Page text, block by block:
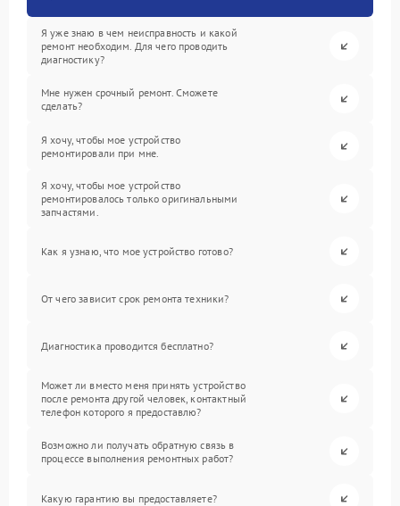
Я уже знаю в чем неисправность и какой
ремонт необходим. Для чего проводить
диагностику?
Мне нужен срочный ремонт. Сможете
сделать?
Я хочу, чтобы мое устройство
ремонтировали при мне.
Я хочу, чтобы мое устройство
ремонтировалось только оригинальными
запчастями.
Как я узнаю, что мое устройство готово?
От чего зависит срок ремонта техники?
Диагностика проводится бесплатно?
Может ли вместо меня принять устройство
после ремонта другой человек, контактный
телефон которого я предоставлю?
Возможно ли получать обратную связь в
процессе выполнения ремонтных работ?
Какую гарантию вы предоставляете?